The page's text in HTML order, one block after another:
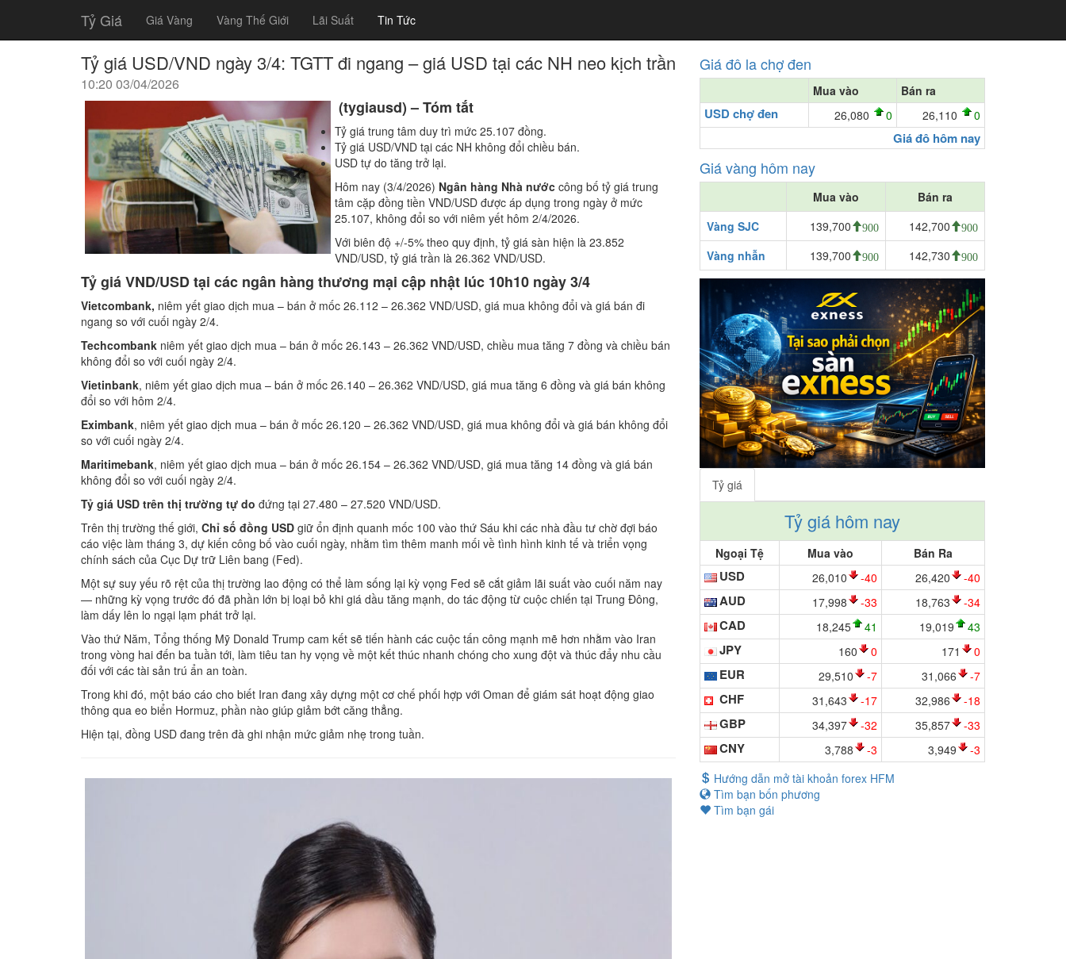
Tỷ Giá Giá Vàng Vàng Thế Giới Lãi Suất Tin Tức
Tỷ giá USD/VND ngày 3/4: TGTT đi ngang – giá USD tại các NH neo kịch trần
10:20 03/04/2026
(tygiausd) – Tóm tắt
Tỷ giá trung tâm duy trì mức 25.107 đồng.
Tỷ giá USD/VND tại các NH không đổi chiều bán.
USD tự do tăng trở lại.
Hôm nay (3/4/2026) Ngân hàng Nhà nước công bố tỷ giá trung
tâm cặp đồng tiền VND/USD được áp dụng trong ngày ở mức
25.107, không đổi so với niêm yết hôm 2/4/2026.
Với biên độ +/-5% theo quy định, tỷ giá sàn hiện là 23.852
VND/USD, tỷ giá trần là 26.362 VND/USD.
Tỷ giá VND/USD tại các ngân hàng thương mại cập nhật lúc 10h10 ngày 3/4
Vietcombank, niêm yết giao dịch mua – bán ở mốc 26.112 – 26.362 VND/USD, giá mua không đổi và giá bán đi
ngang so với cuối ngày 2/4.
Techcombank niêm yết giao dịch mua – bán ở mốc 26.143 – 26.362 VND/USD, chiều mua tăng 7 đồng và chiều bán
không đổi so với cuối ngày 2/4.
Vietinbank, niêm yết giao dịch mua – bán ở mốc 26.140 – 26.362 VND/USD, giá mua tăng 6 đồng và giá bán không
đổi so với hôm 2/4.
Eximbank, niêm yết giao dịch mua – bán ở mốc 26.120 – 26.362 VND/USD, giá mua không đổi và giá bán không đổi
so với cuối ngày 2/4.
Maritimebank, niêm yết giao dịch mua – bán ở mốc 26.154 – 26.362 VND/USD, giá mua tăng 14 đồng và giá bán
không đổi so với cuối ngày 2/4.
Tỷ giá USD trên thị trường tự do đứng tại 27.480 – 27.520 VND/USD.
Trên thị trường thế giới, Chỉ số đồng USD giữ ổn định quanh mốc 100 vào thứ Sáu khi các nhà đầu tư chờ đợi báo
cáo việc làm tháng 3, dự kiến công bố vào cuối ngày, nhằm tìm thêm manh mối về tình hình kinh tế và triển vọng
chính sách của Cục Dự trữ Liên bang (Fed).
Một sự suy yếu rõ rệt của thị trường lao động có thể làm sống lại kỳ vọng Fed sẽ cắt giảm lãi suất vào cuối năm nay
— những kỳ vọng trước đó đã phần lớn bị loại bỏ khi giá dầu tăng mạnh, do tác động từ cuộc chiến tại Trung Đông,
làm dấy lên lo ngại lạm phát trở lại.
Vào thứ Năm, Tổng thống Mỹ Donald Trump cam kết sẽ tiến hành các cuộc tấn công mạnh mẽ hơn nhằm vào Iran
trong vòng hai đến ba tuần tới, làm tiêu tan hy vọng về một kết thúc nhanh chóng cho xung đột và thúc đẩy nhu cầu
đối với các tài sản trú ẩn an toàn.
Trong khi đó, một báo cáo cho biết Iran đang xây dựng một cơ chế phối hợp với Oman để giám sát hoạt động giao
thông qua eo biển Hormuz, phần nào giúp giảm bớt căng thẳng.
Hiện tại, đồng USD đang trên đà ghi nhận mức giảm nhẹ trong tuần.
Giá đô la chợ đen
Mua vào Bán ra
USD chợ đen 26,080 0 26,110 0
Giá đô hôm nay
Giá vàng hôm nay
Mua vào
Bán ra
Vàng SJC
139,700 900 142,700 900
Vàng nhẫn 139,700 900 142,730 900
Tỷ giá
Tỷ giá hôm nay
Ngoại Tệ Mua vào Bán Ra
USD 26,010 -40 26,420 -40
AUD 17,998 -33 18,763 -34
CAD 18,245 41 19,019 43
JPY 160 0 171 0
EUR 29,510 -7 31,066 -7
CHF 31,643 -17 32,986 -18
GBP 34,397 -32 35,857 -33
CNY 3,788 -3 3,949
-3
Hướng dẫn mở tài khoản forex HFM
Tìm bạn bốn phương
Tìm bạn gái